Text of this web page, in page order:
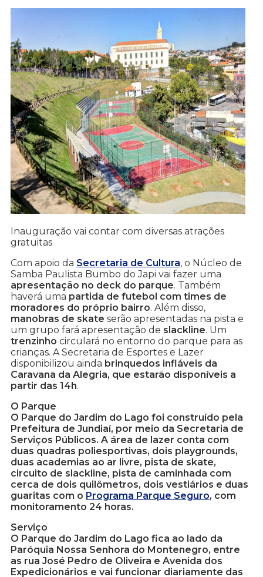
Inauguração vai contar com diversas atrações
gratuitas
Com apoio da Secretaria de Cultura, o Núcleo de
Samba Paulista Bumbo do Japi vai fazer uma
apresentação no deck do parque. Também
haverá uma partida de futebol com times de
moradores do próprio bairro. Além disso,
manobras de skate serão apresentadas na pista e
um grupo fará apresentação de slackline. Um
trenzinho circulará no entorno do parque para as
crianças. A Secretaria de Esportes e Lazer
disponibilizou ainda brinquedos infláveis da
Caravana da Alegria, que estarão disponíveis a
partir das 14h.
O Parque
O Parque do Jardim do Lago foi construído pela
Prefeitura de Jundiaí, por meio da Secretaria de
Serviços Públicos. A área de lazer conta com
duas quadras poliesportivas, dois playgrounds,
duas academias ao ar livre, pista de skate,
circuito de slackline, pista de caminhada com
cerca de dois quilômetros, dois vestiários e duas
guaritas com o Programa Parque Seguro, com
monitoramento 24 horas.
Serviço
O Parque do Jardim do Lago fica ao lado da
Paróquia Nossa Senhora do Montenegro, entre
as rua José Pedro de Oliveira e Avenida dos
Expedicionários e vai funcionar diariamente das